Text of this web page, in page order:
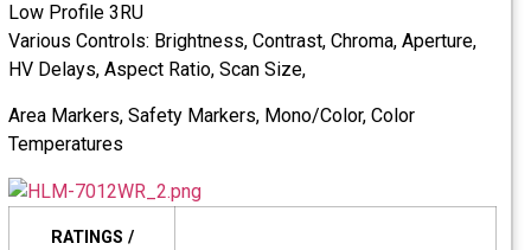
Low Profile 3RU
Various Controls: Brightness, Contrast, Chroma, Aperture,
HV Delays, Aspect Ratio, Scan Size,
Area Markers, Safety Markers, Mono/Color, Color
Temperatures
RATINGS /